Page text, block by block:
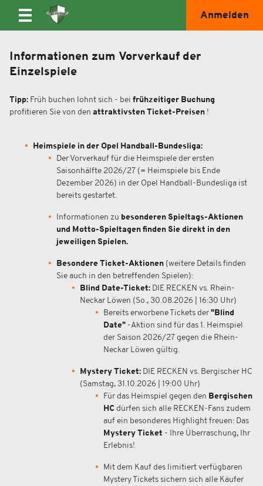
Anmelden
Informationen zum Vorverkauf der
Einzelspiele
Tipp: Früh buchen lohnt sich - bei frühzeitiger Buchung
profitieren Sie von den attraktivsten Ticket-Preisen !
Heimspiele in der Opel Handball-Bundesliga:
Der Vorverkauf für die Heimspiele der ersten
Saisonhälfte 2026/27 (= Heimspiele bis Ende
Dezember 2026) in der Opel Handball-Bundesliga ist
bereits gestartet.
Informationen zu besonderen Spieltags-Aktionen
und Motto-Spieltagen finden Sie direkt in den
jeweiligen Spielen.
Besondere Ticket-Aktionen (weitere Details finden
Sie auch in den betreffenden Spielen):
Blind Date-Ticket: DIE RECKEN vs. Rhein-
Neckar Löwen (So., 30.08.2026 | 16:30 Uhr)
Bereits erworbene Tickets der "Blind
Date" -Aktion sind für das 1. Heimspiel
der Saison 2026/27 gegen die Rhein-
Neckar Löwen gültig.
Mystery Ticket: DIE RECKEN vs. Bergischer HC
(Samstag, 31.10.2026 | 19:00 Uhr)
Für das Heimspiel gegen den Bergischen
HC dürfen sich alle RECKEN-Fans zudem
auf ein besonderes Highlight freuen: Das
Mystery Ticket - Ihre Überraschung, Ihr
Erlebnis!
Mit dem Kauf des limitiert verfügbaren
Mystery Tickets sichern sich alle Käufer